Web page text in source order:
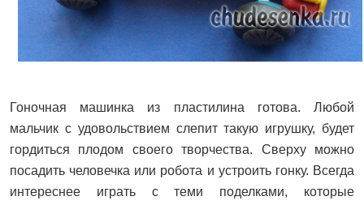
Гоночная машинка из пластилина готова. Любой
мальчик с удовольствием слепит такую игрушку, будет
гордиться плодом своего творчества. Сверху можно
посадить человечка или робота и устроить гонку. Всегда
интереснее играть с теми поделками, которые